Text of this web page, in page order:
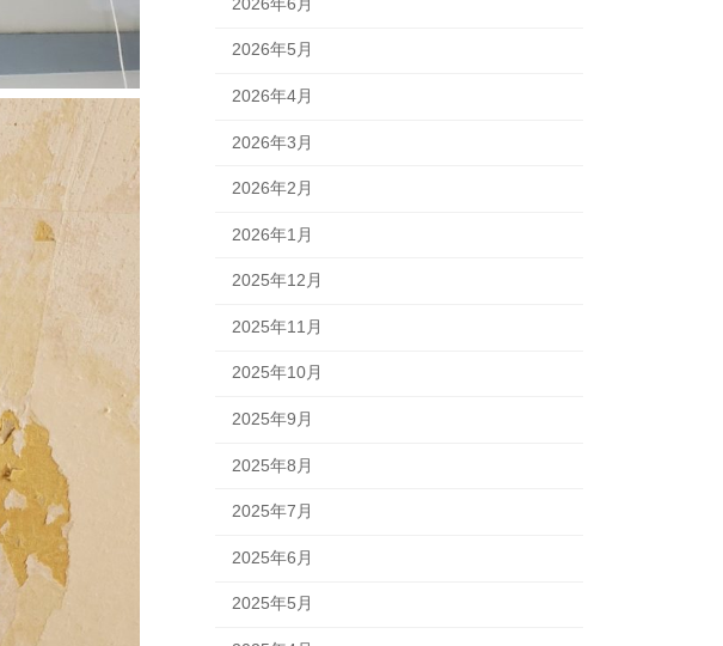
2026年5月
2026年4月
2026年3月
2026年2月
2026年1月
2025年12月
2025年11月
2025年10月
2025年9月
2025年8月
2025年7月
2025年6月
2025年5月